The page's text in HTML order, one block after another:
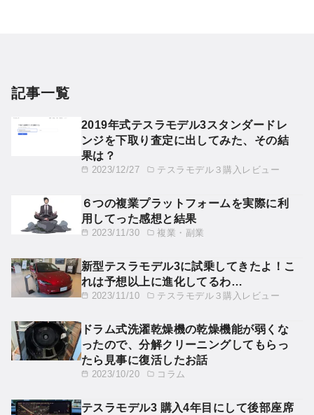
記事一覧
2023/12/27 テスラモデル３購入レビュー
2019年式テスラモデル3スタンダードレ
ンジを下取り査定に出してみた、その結
果は？
2023/11/30 複業・副業
６つの複業プラットフォームを実際に利
用してった感想と結果
2023/11/10 テスラモデル３購入レビュー
新型テスラモデル3に試乗してきたよ！こ
れは予想以上に進化してるわ…
2023/10/20 コラム
ドラム式洗濯乾燥機の乾燥機能が弱くな
ったので、分解クリーニングしてもらっ
たら見事に復活したお話
テスラモデル3 購入4年目にして後部座席